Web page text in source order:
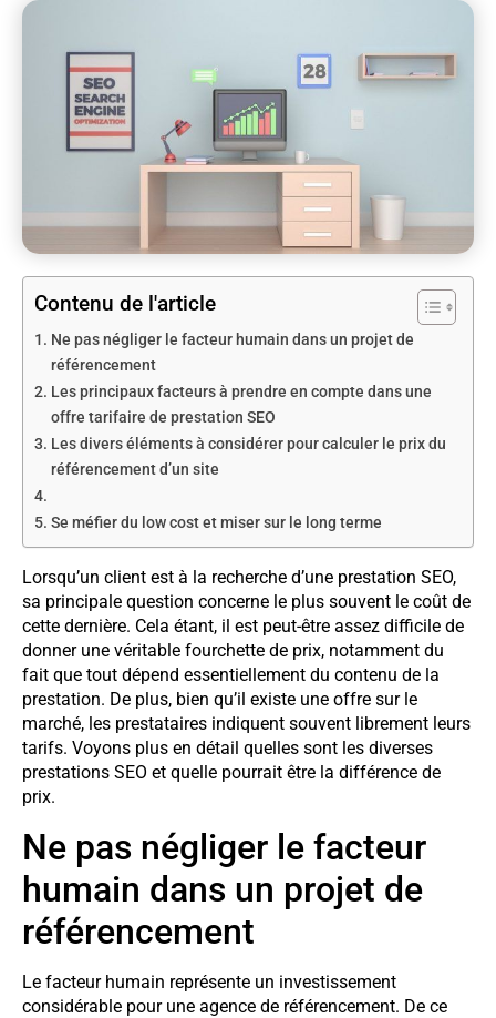
Contenu de l'article
Ne pas négliger le facteur humain dans un projet de
référencement
Les principaux facteurs à prendre en compte dans une
offre tarifaire de prestation SEO
Les divers éléments à considérer pour calculer le prix du
référencement d’un site
Se méfier du low cost et miser sur le long terme
Lorsqu’un client est à la recherche d’une prestation SEO,
sa principale question concerne le plus souvent le coût de
cette dernière. Cela étant, il est peut-être assez difficile de
donner une véritable fourchette de prix, notamment du
fait que tout dépend essentiellement du contenu de la
prestation. De plus, bien qu’il existe une offre sur le
marché, les prestataires indiquent souvent librement leurs
tarifs. Voyons plus en détail quelles sont les diverses
prestations SEO et quelle pourrait être la différence de
prix.
Ne pas négliger le facteur
humain dans un projet de
référencement
Le facteur humain représente un investissement
considérable pour une agence de référencement. De ce